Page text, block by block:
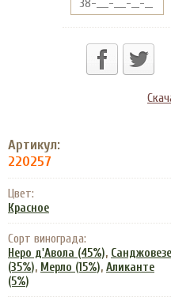
Артикул:
220257
Цвет:
Красное
Сорт винограда:
Неро д'Авола (45%), Санджовезе
(35%), Мерло (15%), Аликанте
(5%)